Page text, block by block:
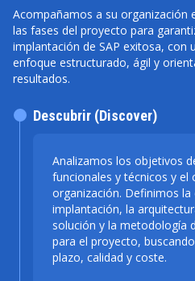
Acompañamos a su organización
las fases del proyecto para
implantación de SAP exitosa, con
enfoque estructurado, ágil y
resultados.
Analizamos los objetivos
funcionales y técnicos y el
organización. Definimos la
implantación, la
solución y la metodología
para el proyecto,
plazo, calidad y coste.
Descubrir (Discover)